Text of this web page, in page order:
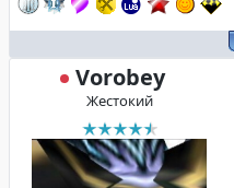
Vorobey
Жестокий